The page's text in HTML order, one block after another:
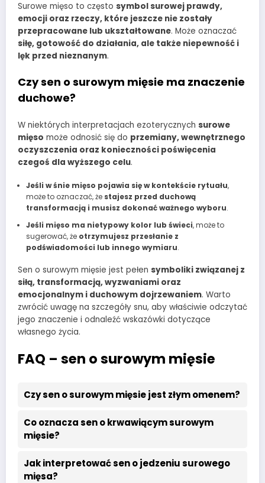
Surowe mięso to często symbol surowej prawdy,
emocji oraz rzeczy, które jeszcze nie zostały
przepracowane lub ukształtowane. Może oznaczać
siłę, gotowość do działania, ale także niepewność i
lęk przed nieznanym.
Czy sen o surowym mięsie ma znaczenie
duchowe?
W niektórych interpretacjach ezoterycznych surowe
mięso może odnosić się do przemiany, wewnętrznego
oczyszczenia oraz konieczności poświęcenia
czegoś dla wyższego celu.
Jeśli w śnie mięso pojawia się w kontekście rytuału,
może to oznaczać, że stajesz przed duchową
transformacją i musisz dokonać ważnego wyboru.
Jeśli mięso ma nietypowy kolor lub świeci, może to
sugerować, że otrzymujesz przesłanie z
podświadomości lub innego wymiaru.
Sen o surowym mięsie jest pełen symboliki związanej z
siłą, transformacją, wyzwaniami oraz
emocjonalnym i duchowym dojrzewaniem. Warto
zwrócić uwagę na szczegóły snu, aby właściwie odczytać
jego znaczenie i odnaleźć wskazówki dotyczące
własnego życia.
FAQ – sen o surowym mięsie
Czy sen o surowym mięsie jest złym omenem?
Co oznacza sen o krwawiącym surowym
mięsie?
Jak interpretować sen o jedzeniu surowego
mięsa?